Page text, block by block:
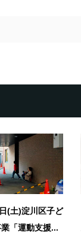
(土)淀川区子ど
「運動支援...